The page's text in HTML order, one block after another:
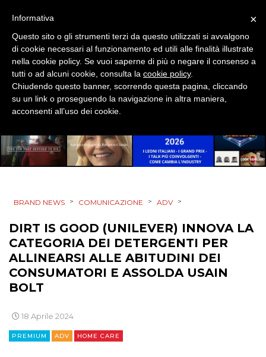
PROMOZIONI
PUNTI VENDITA
CSR
STRATEGIE
CINEMA
EDITORIA
RADIO / AUDIO
BRAND NEWS > COMUNICAZIONE > ADV >
DIRT IS GOOD (UNILEVER) INNOVA LA
CATEGORIA DEI DETERGENTI PER
ALLINEARSI ALLE ABITUDINI DEI
CONSUMATORI E ASSOLDA USAIN
BOLT
18 Aprile 2024
PREMIUM ADV HOME CARE
×
Informativa
Questo sito o gli strumenti terzi da questo utilizzati si avvalgono
di cookie necessari al funzionamento ed utili alle finalità illustrate
nella cookie policy. Se vuoi saperne di più o negare il consenso a
tutti o ad alcuni cookie, consulta la cookie policy.
Chiudendo questo banner, scorrendo questa pagina, cliccando
su un link o proseguendo la navigazione in altra maniera,
acconsenti all’uso dei cookie.